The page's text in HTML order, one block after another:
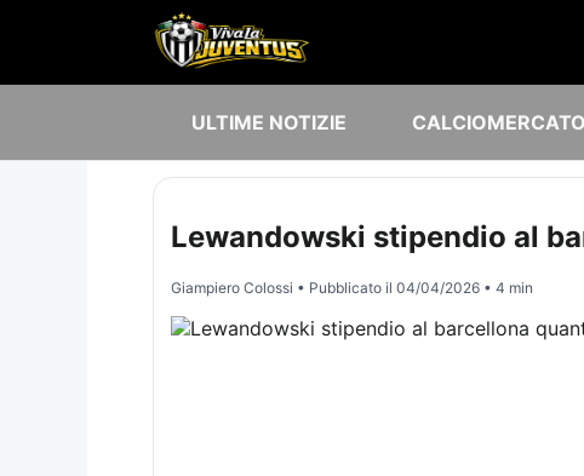
ULTIME NOTIZIE CALCIOMERCATO
Lewandowski stipendio al
Giampiero Colossi • Pubblicato il 04/04/2026• 4 min